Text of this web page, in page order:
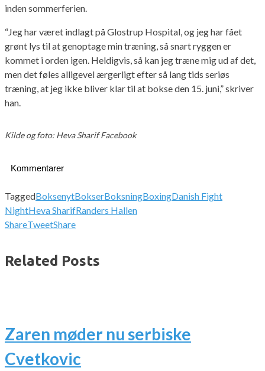
inden sommerferien.
“Jeg har været indlagt på Glostrup Hospital, og jeg har fået
grønt lys til at genoptage min træning, så snart ryggen er
kommet i orden igen. Heldigvis, så kan jeg træne mig ud af det,
men det føles alligevel ærgerligt efter så lang tids seriøs
træning, at jeg ikke bliver klar til at bokse den 15. juni,” skriver
han.
Kilde og foto: Heva Sharif Facebook
Kommentarer
TaggedBoksenytBokserBoksningBoxingDanish Fight
NightHeva SharifRanders Hallen
ShareTweetShare
Related Posts
Zaren møder nu serbiske
Cvetkovic